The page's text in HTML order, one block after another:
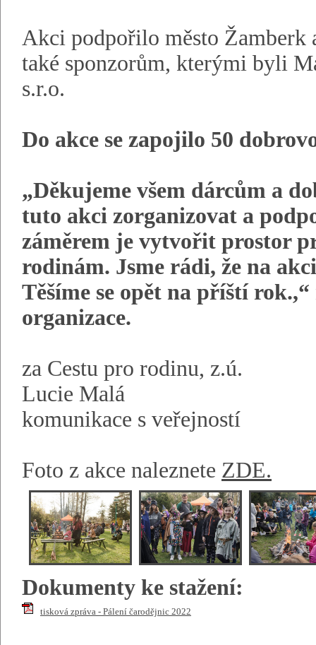
Akci podpořilo město
také sponzorům, kterými byli
s.r.o.
Do akce se zapojilo 50
„Děkujeme všem dárcům a
tuto akci zorganizovat a
záměrem je vytvořit prostor
rodinám. Jsme rádi, že na
Těšíme se opět na příští
organizace.
za Cestu pro rodinu, z.ú.
Lucie Malá
komunikace s veřejností
Foto z akce naleznete ZDE.
Dokumenty ke stažení:
tisková zpráva - Pálení čarodějnic 2022